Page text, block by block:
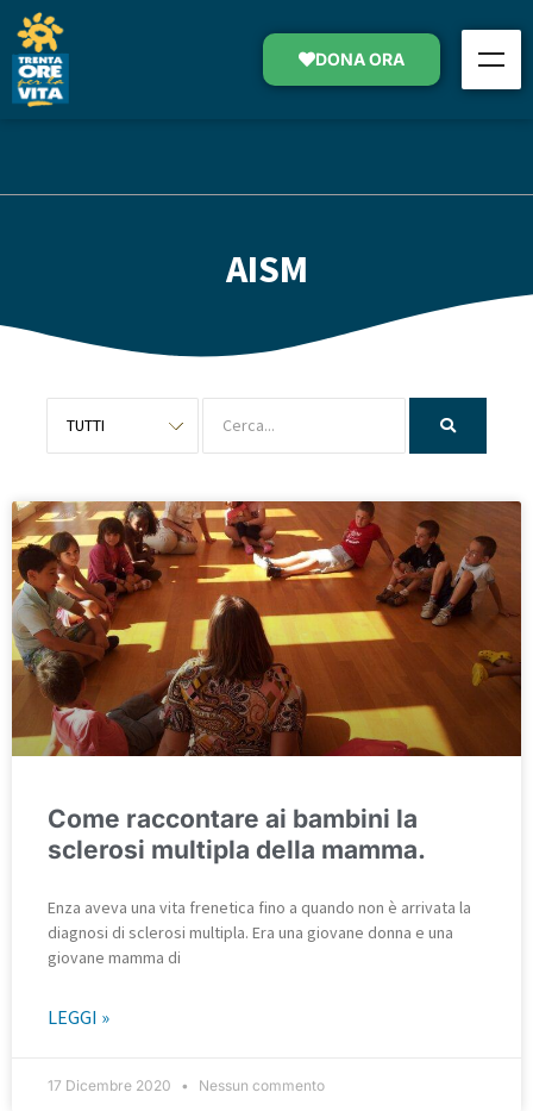
DONA ORA
AISM
Come raccontare ai bambini la
sclerosi multipla della mamma.
Enza aveva una vita frenetica fino a quando non è arrivata la
diagnosi di sclerosi multipla. Era una giovane donna e una
giovane mamma di
LEGGI »
17 Dicembre 2020 Nessun commento